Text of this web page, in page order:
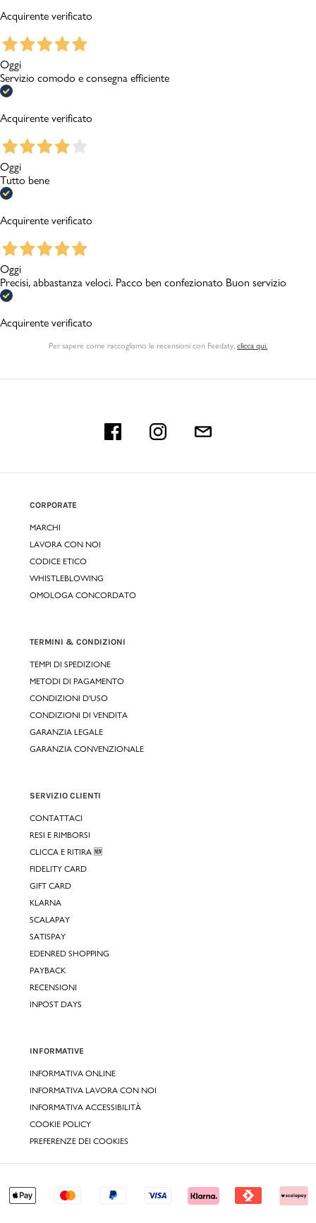
Acquirente verificato
Oggi
Servizio comodo e consegna efficiente
Acquirente verificato
Oggi
Tutto bene
Acquirente verificato
Oggi
Precisi, abbastanza veloci. Pacco ben confezionato Buon servizio
Acquirente verificato
Per sapere come raccogliamo le recensioni con Feedaty, clicca qui.
CORPORATE
MARCHI
LAVORA CON NOI
CODICE ETICO
WHISTLEBLOWING
OMOLOGA CONCORDATO
TERMINI & CONDIZIONI
TEMPI DI SPEDIZIONE
METODI DI PAGAMENTO
CONDIZIONI D'USO
CONDIZIONI DI VENDITA
GARANZIA LEGALE
GARANZIA CONVENZIONALE
SERVIZIO CLIENTI
CONTATTACI
RESI E RIMBORSI
CLICCA E RITIRA 🆕
FIDELITY CARD
GIFT CARD
KLARNA
SCALAPAY
SATISPAY
EDENRED SHOPPING
PAYBACK
RECENSIONI
INPOST DAYS
INFORMATIVE
INFORMATIVA ONLINE
INFORMATIVA LAVORA CON NOI
INFORMATIVA ACCESSIBILITÀ
COOKIE POLICY
PREFERENZE DEI COOKIES